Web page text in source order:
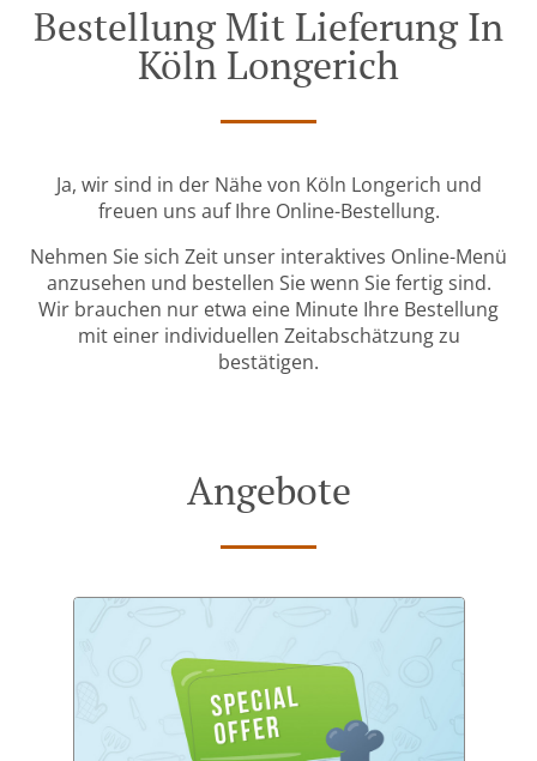
Bestellung Mit Lieferung In
Köln Longerich
Ja, wir sind in der Nähe von Köln Longerich und
freuen uns auf Ihre Online-Bestellung.
Nehmen Sie sich Zeit unser interaktives Online-Menü
anzusehen und bestellen Sie wenn Sie fertig sind.
Wir brauchen nur etwa eine Minute Ihre Bestellung
mit einer individuellen Zeitabschätzung zu
bestätigen.
Angebote